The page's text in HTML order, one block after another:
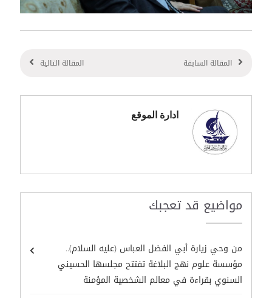
المقالة السابقة المقالة التالية
ادارة الموقع
مواضيع قد تعجبك
من وحي زيارة أبي الفضل العباس (عليه السلام)..
مؤسسة علوم نهج البلاغة تفتتح مجلسها الحسيني
السنوي بقراءة في معالم الشخصية المؤمنة